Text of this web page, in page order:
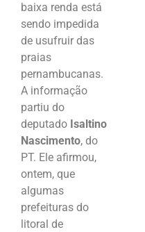
baixa renda está
sendo impedida
de usufruir das
praias
pernambucanas.
A informação
partiu do
deputado Isaltino
Nascimento, do
PT. Ele afirmou,
ontem, que
algumas
prefeituras do
litoral de